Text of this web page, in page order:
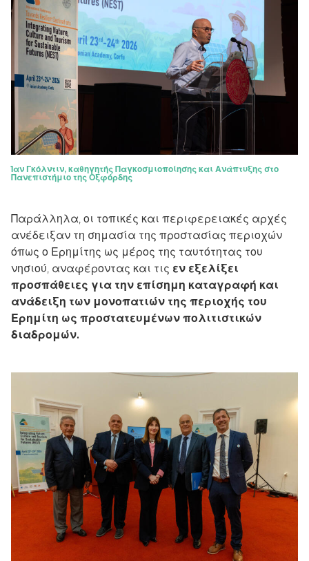
Ίαν Γκόλντιν, καθηγητής Παγκοσμιοποίησης και Ανάπτυξης στο
Πανεπιστήμιο της Οξφόρδης
Παράλληλα, οι τοπικές και περιφερειακές αρχές
ανέδειξαν τη σημασία της προστασίας περιοχών
όπως ο Ερημίτης ως μέρος της ταυτότητας του
νησιού, αναφέροντας και τις εν εξελίξει
προσπάθειες για την επίσημη καταγραφή και
ανάδειξη των μονοπατιών της περιοχής του
Ερημίτη ως προστατευμένων πολιτιστικών
διαδρομών.